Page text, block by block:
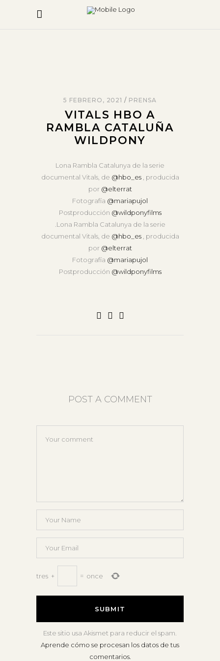
5 FEBRERO, 2021 PRENSA
VITALS HBO A
RAMBLA CATALUÑA
WILDPONY
Lona Rambla Catalunya de la serie
documental Vitals, de @hbo_es, producida
por @elterrat
Fotografía @mariapujol
Postproducción @wildponyfilms
.Lona Rambla Catalunya de la serie
documental Vitals, de @hbo_es, producida
por @elterrat
Fotografía @mariapujol
Postproducción @wildponyfilms
POST A COMMENT
tres + = once
Este sitio usa Akismet para reducir el spam.
Aprende cómo se procesan los datos de tus
comentarios.